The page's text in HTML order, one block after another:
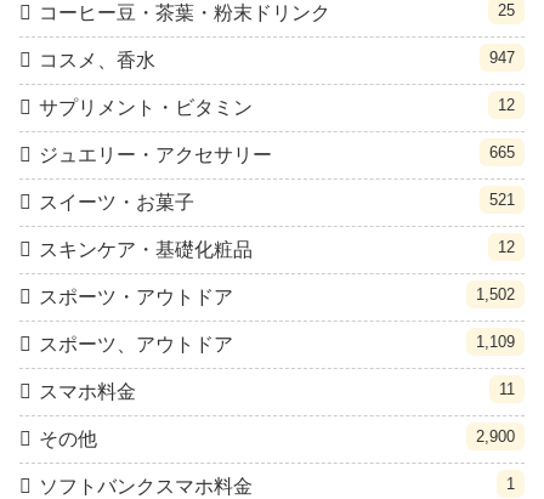
コーヒー豆・茶葉・粉末ドリンク 25
コスメ、香水 947
サプリメント・ビタミン 12
ジュエリー・アクセサリー 665
スイーツ・お菓子 521
スキンケア・基礎化粧品 12
スポーツ・アウトドア 1,502
スポーツ、アウトドア 1,109
スマホ料金 11
その他 2,900
ソフトバンクスマホ料金 1